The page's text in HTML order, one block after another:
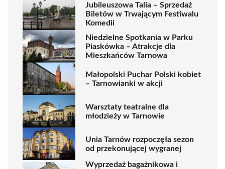
Jubileuszowa Talia – Sprzedaż
Biletów w Trwającym Festiwalu
Komedii
Niedzielne Spotkania w Parku
Piaskówka – Atrakcje dla
Mieszkańców Tarnowa
Małopolski Puchar Polski kobiet
– Tarnowianki w akcji
Warsztaty teatralne dla
młodzieży w Tarnowie
Unia Tarnów rozpoczęła sezon
od przekonującej wygranej
Wyprzedaż bagażnikowa i